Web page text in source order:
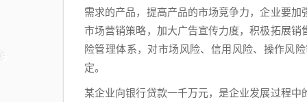
需求的产品，提高产品的市场竞争力，企业要
市场营销策略，加大广告宣传力度，积极拓展
险管理体系，对市场风险、信用风险、操作风
定。
某企业向银行贷款一千万元，是企业发展过程